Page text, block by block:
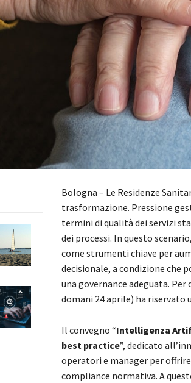
Bologna – Le Residenze
trasformazione. Pressione
termini di qualità dei servizi
dei processi. In questo
come strumenti chiave per
decisionale, a condizione che
una governance adeguata. Per
domani 24 aprile) ha
Il convegno “Intelligenza
best practice”, dedicato
operatori e manager per
compliance normativa. A